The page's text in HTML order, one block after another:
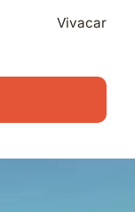
Vivacar